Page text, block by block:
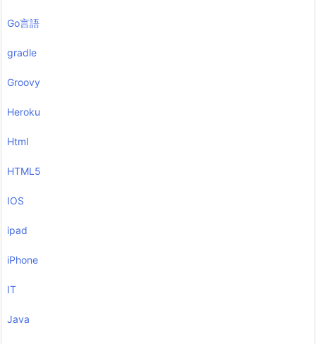
Go言語
gradle
Groovy
Heroku
Html
HTML5
IOS
ipad
iPhone
IT
Java